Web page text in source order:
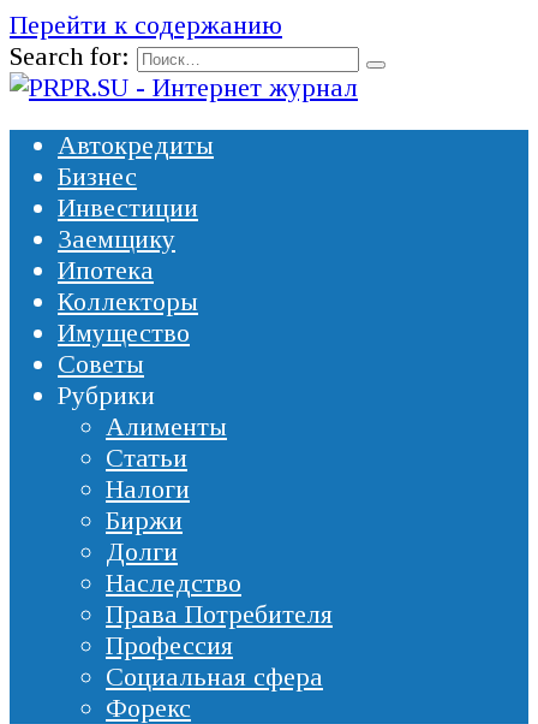
Перейти к содержанию
Search for:
Автокредиты
Бизнес
Инвестиции
Заемщику
Ипотека
Коллекторы
Имущество
Советы
Рубрики
Алименты
Статьи
Налоги
Биржи
Долги
Наследство
Права Потребителя
Профессия
Социальная сфера
Форекс